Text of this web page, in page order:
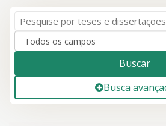
Buscar
Busca